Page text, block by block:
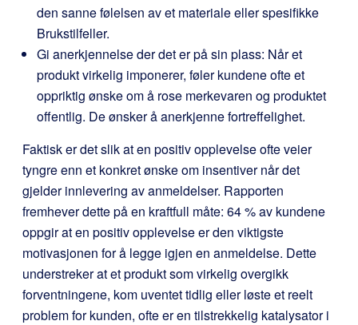
den sanne følelsen av et materiale eller spesifikke
Brukstilfeller.
Gi anerkjennelse der det er på sin plass: Når et
produkt virkelig imponerer, føler kundene ofte et
oppriktig ønske om å rose merkevaren og produktet
offentlig. De ønsker å anerkjenne fortreffelighet.
Faktisk er det slik at en positiv opplevelse ofte veier
tyngre enn et konkret ønske om insentiver når det
gjelder innlevering av anmeldelser. Rapporten
fremhever dette på en kraftfull måte: 64 % av kundene
oppgir at en positiv opplevelse er den viktigste
motivasjonen for å legge igjen en anmeldelse. Dette
understreker at et produkt som virkelig overgikk
forventningene, kom uventet tidlig eller løste et reelt
problem for kunden, ofte er en tilstrekkelig katalysator i